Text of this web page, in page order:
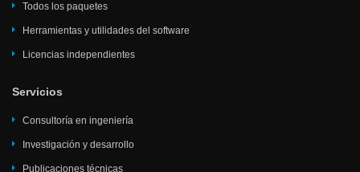
Todos los paquetes
Herramientas y utilidades del software
Licencias independientes
Servicios
Consultoría en ingeniería
Investigación y desarrollo
Publicaciones técnicas